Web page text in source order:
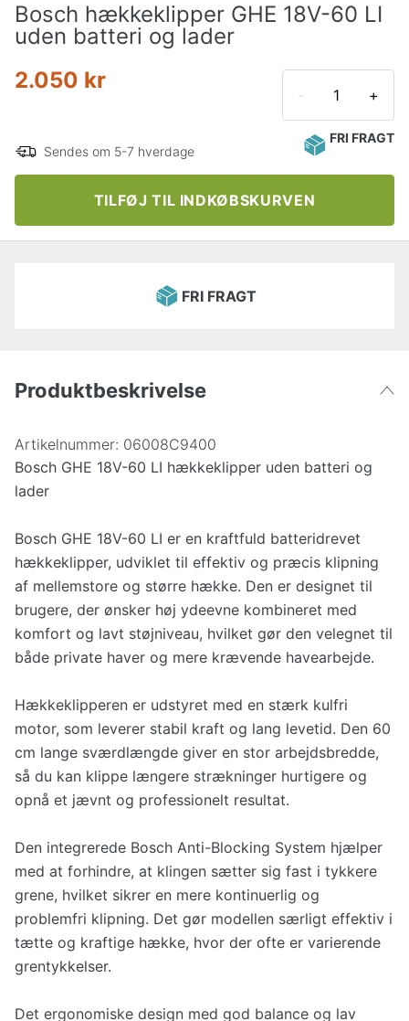
Bosch hækkeklipper GHE 18V-60 LI
uden batteri og lader
2.050 kr
+
Sendes om 5-7 hverdage
FRI FRAGT
TILFØJ TIL INDKØBSKURVEN
FRI FRAGT
Produktbeskrivelse
Artikelnummer: 06008C9400
Bosch GHE 18V-60 LI hækkeklipper uden batteri og
lader
Bosch GHE 18V-60 LI er en kraftfuld batteridrevet
hækkeklipper, udviklet til effektiv og præcis klipning
af mellemstore og større hække. Den er designet til
brugere, der ønsker høj ydeevne kombineret med
komfort og lavt støjniveau, hvilket gør den velegnet til
både private haver og mere krævende havearbejde.
Hækkeklipperen er udstyret med en stærk kulfri
motor, som leverer stabil kraft og lang levetid. Den 60
cm lange sværdlængde giver en stor arbejdsbredde,
så du kan klippe længere strækninger hurtigere og
opnå et jævnt og professionelt resultat.
Den integrerede Bosch Anti-Blocking System hjælper
med at forhindre, at klingen sætter sig fast i tykkere
grene, hvilket sikrer en mere kontinuerlig og
problemfri klipning. Det gør modellen særligt effektiv i
tætte og kraftige hække, hvor der ofte er varierende
grentykkelser.
Det ergonomiske design med god balance og lav